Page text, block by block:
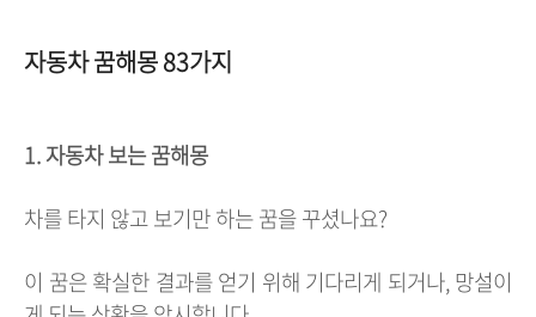
자동차 꿈해몽 83가지
1. 자동차 보는 꿈해몽
차를 타지 않고 보기만 하는 꿈을 꾸셨나요?
이 꿈은 확실한 결과를 얻기 위해 기다리게 되거나, 망설이